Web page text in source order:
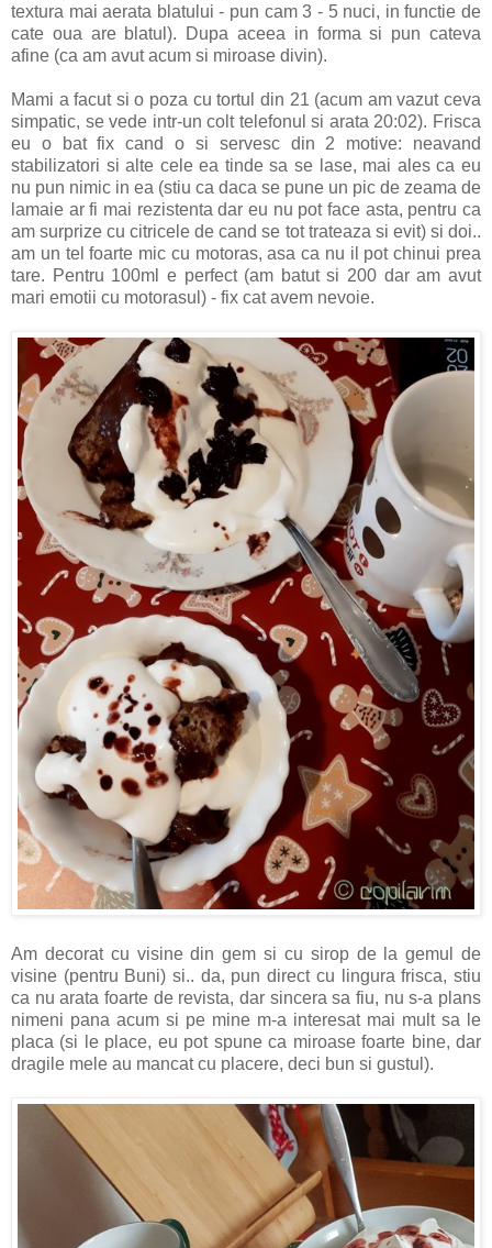
textura mai aerata blatului - pun cam 3 - 5 nuci, in functie de
cate oua are blatul). Dupa aceea in forma si pun cateva
afine (ca am avut acum si miroase divin).
Mami a facut si o poza cu tortul din 21 (acum am vazut ceva
simpatic, se vede intr-un colt telefonul si arata 20:02). Frisca
eu o bat fix cand o si servesc din 2 motive: neavand
stabilizatori si alte cele ea tinde sa se lase, mai ales ca eu
nu pun nimic in ea (stiu ca daca se pune un pic de zeama de
lamaie ar fi mai rezistenta dar eu nu pot face asta, pentru ca
am surprize cu citricele de cand se tot trateaza si evit) si doi..
am un tel foarte mic cu motoras, asa ca nu il pot chinui prea
tare. Pentru 100ml e perfect (am batut si 200 dar am avut
mari emotii cu motorasul) - fix cat avem nevoie.
Am decorat cu visine din gem si cu sirop de la gemul de
visine (pentru Buni) si.. da, pun direct cu lingura frisca, stiu
ca nu arata foarte de revista, dar sincera sa fiu, nu s-a plans
nimeni pana acum si pe mine m-a interesat mai mult sa le
placa (si le place, eu pot spune ca miroase foarte bine, dar
dragile mele au mancat cu placere, deci bun si gustul).